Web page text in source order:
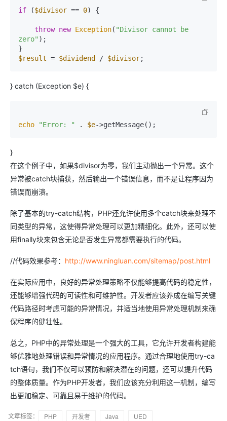
if ($divisor == 0) {
throw new Exception( "Divisor cannot be
zero" );
$result = $dividend / $divisor
} catch (Exception $e) {
echo "Error: " . $e
}
在这个例子中，如果$divisor为零，我们主动抛出一个异常。这个
异常被catch块捕获，然后输出一个错误信息，而不是让程序因为
错误而崩溃。
除了基本的try-catch结构，PHP还允许使用多个catch块来处理不
同类型的异常，这使得异常处理可以更加精细化。此外，还可以使
用finally块来包含无论是否发生异常都需要执行的代码。
//代码效果参考： http://www.ningluan.com/sitemap/post.html
在实际应用中，良好的异常处理策略不仅能够提高代码的稳定性，
还能够增强代码的可读性和可维护性。开发者应该养成在编写关键
代码路径时考虑可能的异常情况，并适当地使用异常处理机制来确
保程序的健壮性。
总之，PHP中的异常处理是一个强大的工具，它允许开发者构建能
够优雅地处理错误和异常情况的应用程序。通过合理地使用try-ca
tch语句，我们不仅可以预防和解决潜在的问题，还可以提升代码
的整体质量。作为PHP开发者，我们应该充分利用这一机制，编写
出更加稳定、可靠且易于维护的代码。
文章标签： PHP 开发者 Java UED